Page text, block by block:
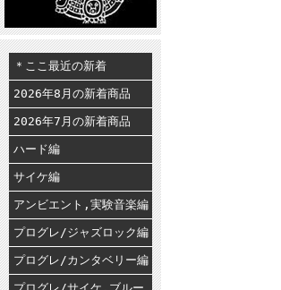
＊ここ最近の新着
2026年8月の新着商品
2026年7月の新着商品
ハード編
サイケ編
アンビエント,実験音楽編
プログレ/ジャズロック編
プログレ/カンタベリー編